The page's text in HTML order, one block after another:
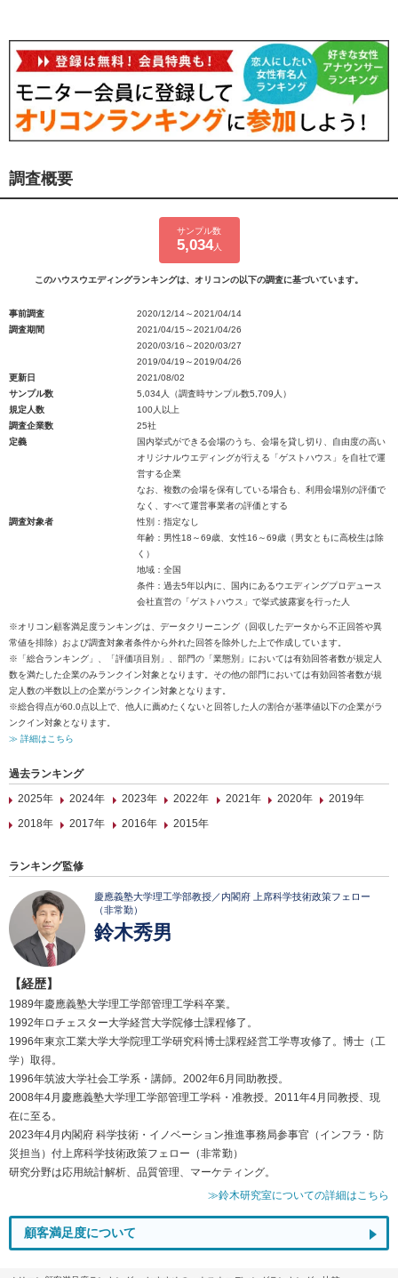
調査概要
サンプル数
5,034人
このハウスウエディングランキングは、オリコンの以下の調査に基づいています。
事前調査
2020/12/14～2021/04/14
調査期間
2021/04/15～2021/04/26
2020/03/16～2020/03/27
2019/04/19～2019/04/26
更新日
2021/08/02
サンプル数
5,034人（調査時サンプル数5,709人）
規定人数
100人以上
調査企業数
25社
定義
国内挙式ができる会場のうち、会場を貸し切り、自由度の高い
オリジナルウエディングが行える「ゲストハウス」を自社で運
営する企業
なお、複数の会場を保有している場合も、利用会場別の評価で
なく、すべて運営事業者の評価とする
調査対象者
性別：指定なし
年齢：男性18～69歳、女性16～69歳（男女ともに高校生は除
く）
地域：全国
条件：過去5年以内に、国内にあるウエディングプロデュース
会社直営の「ゲストハウス」で挙式披露宴を行った人
※オリコン顧客満足度ランキングは、データクリーニング（回収したデータから不正回答や異
常値を排除）および調査対象者条件から外れた回答を除外した上で作成しています。
※「総合ランキング」、「評価項目別」、部門の「業態別」においては有効回答者数が規定人
数を満たした企業のみランクイン対象となります。その他の部門においては有効回答者数が規
定人数の半数以上の企業がランクイン対象となります。
※総合得点が60.0点以上で、他人に薦めたくないと回答した人の割合が基準値以下の企業がラ
ンクイン対象となります。
≫ 詳細はこちら
過去ランキング
2025年
2024年 2023年 2022年 2021年 2020年
2019年
2018年
2017年 2016年 2015年
ランキング監修
慶應義塾大学理工学部教授／内閣府 上席科学技術政策フェロー
（非常勤）
鈴木秀男
【経歴】
1989年慶應義塾大学理工学部管理工学科卒業。
1992年ロチェスター大学経営大学院修士課程修了。
1996年東京工業大学大学院理工学研究科博士課程経営工学専攻修了。博士（工
学）取得。
1996年筑波大学社会工学系・講師。2002年6月同助教授。
2008年4月慶應義塾大学理工学部管理工学科・准教授。2011年4月同教授、現
在に至る。
2023年4月内閣府 科学技術・イノベーション推進事務局参事官（インフラ・防
災担当）付上席科学技術政策フェロー（非常勤）
研究分野は応用統計解析、品質管理、マーケティング。
≫鈴木研究室についての詳細はこちら
顧客満足度について